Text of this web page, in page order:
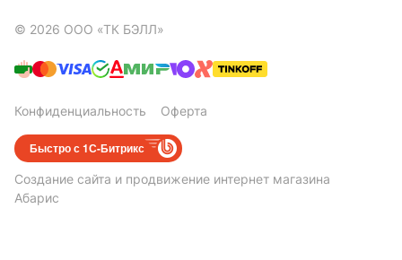
© 2026 ООО «ТК БЭЛЛ»
Конфиденциальность Оферта
Быстро с 1С-Битрикс
Создание сайта и продвижение интернет магазина
Абарис